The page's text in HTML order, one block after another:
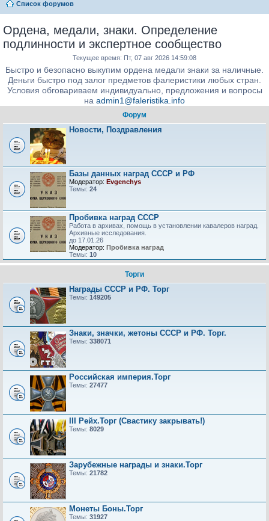
Список форумов
Ордена, медали, знаки. Определение
подлинности и экспертное сообщество
Текущее время: Пт, 07 авг 2026 14:59:08
Быстро и безопасно выкупим ордена медали знаки за наличные.
Деньги быстро под залог предметов фалеристики любых стран.
Условия обговариваем индивидуально, предложения и вопросы
на admin1@faleristika.info
Форум
Новости, Поздравления
Базы данных наград СССР и РФ
Модератор: Evgenchys
Темы: 24
Пробивка наград СССР
Работа в архивах, помощь в установлении кавалеров наград.
Архивные исследования.
до 17.01.26
Модератор: Пробивка наград
Темы: 10
Торги
Награды СССР и РФ. Торг
Темы: 149205
Знаки, значки, жетоны СССР и РФ. Торг.
Темы: 338071
Российская империя.Торг
Темы: 27477
III Рейх.Торг (Свастику закрывать!)
Темы: 8029
Зарубежные награды и знаки.Торг
Темы: 21782
Монеты Боны.Торг
Темы: 31927